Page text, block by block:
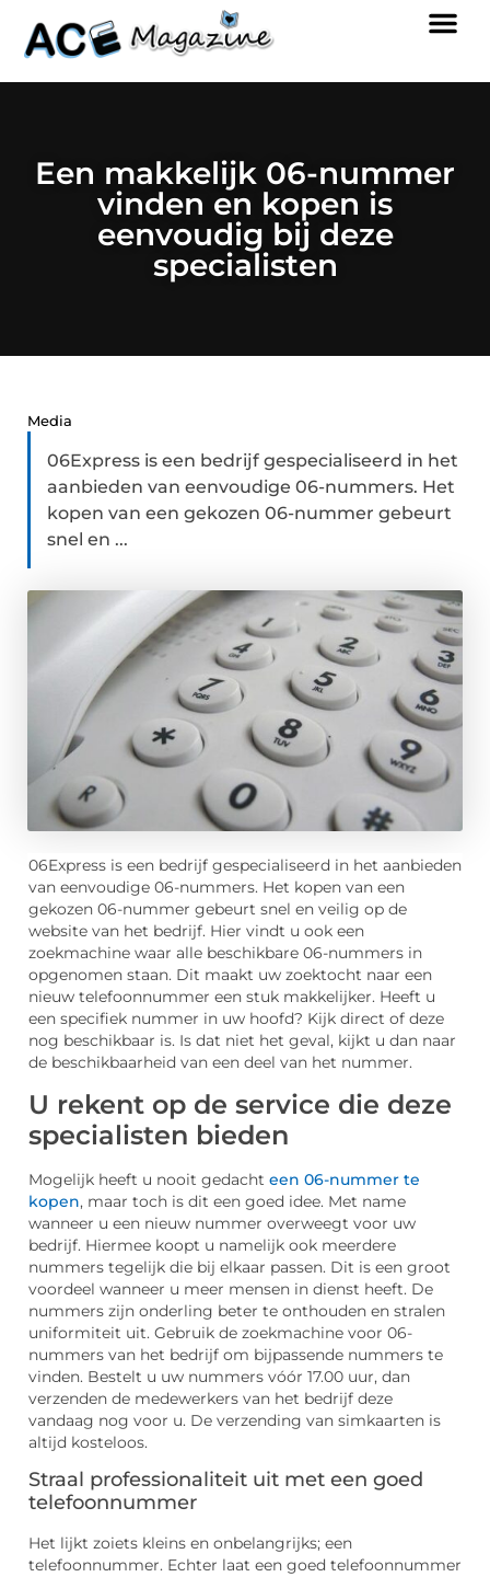
Een makkelijk 06-nummer
vinden en kopen is
eenvoudig bij deze
specialisten
Media
06Express is een bedrijf gespecialiseerd in het
aanbieden van eenvoudige 06-nummers. Het
kopen van een gekozen 06-nummer gebeurt
snel en ...
06Express is een bedrijf gespecialiseerd in het aanbieden
van eenvoudige 06-nummers. Het kopen van een
gekozen 06-nummer gebeurt snel en veilig op de
website van het bedrijf. Hier vindt u ook een
zoekmachine waar alle beschikbare 06-nummers in
opgenomen staan. Dit maakt uw zoektocht naar een
nieuw telefoonnummer een stuk makkelijker. Heeft u
een specifiek nummer in uw hoofd? Kijk direct of deze
nog beschikbaar is. Is dat niet het geval, kijkt u dan naar
de beschikbaarheid van een deel van het nummer.
U rekent op de service die deze
specialisten bieden
Mogelijk heeft u nooit gedacht een 06-nummer te
kopen, maar toch is dit een goed idee. Met name
wanneer u een nieuw nummer overweegt voor uw
bedrijf. Hiermee koopt u namelijk ook meerdere
nummers tegelijk die bij elkaar passen. Dit is een groot
voordeel wanneer u meer mensen in dienst heeft. De
nummers zijn onderling beter te onthouden en stralen
uniformiteit uit. Gebruik de zoekmachine voor 06-
nummers van het bedrijf om bijpassende nummers te
vinden. Bestelt u uw nummers vóór 17.00 uur, dan
verzenden de medewerkers van het bedrijf deze
vandaag nog voor u. De verzending van simkaarten is
altijd kosteloos.
Straal professionaliteit uit met een goed
telefoonnummer
Het lijkt zoiets kleins en onbelangrijks; een
telefoonnummer. Echter laat een goed telefoonnummer